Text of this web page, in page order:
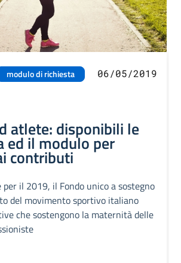
modulo di richiesta
06/05/2019
atlete: disponibili le
ed il modulo per
contributi
il 2019, il Fondo unico a sostegno
del movimento sportivo italiano
che sostengono la maternità delle